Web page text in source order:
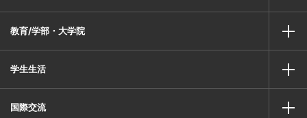
教育/学部・大学院
学生生活
国際交流